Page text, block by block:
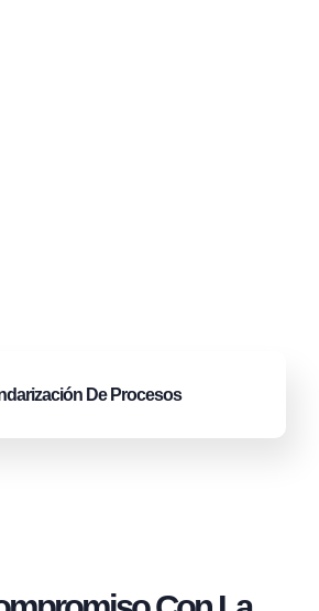
De Procesos